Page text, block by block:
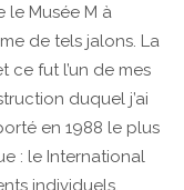
le Musée M à
de tels jalons. La
ce fut l’un de mes
duquel j’ai
en 1988 le plus
: le International
individuels.